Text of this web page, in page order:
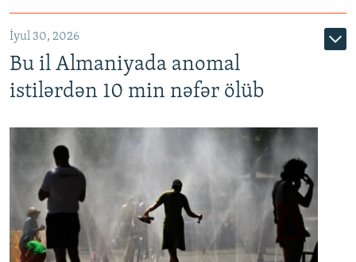
İyul 30, 2026
Bu il Almaniyada anomal
istilərdən 10 min nəfər ölüb